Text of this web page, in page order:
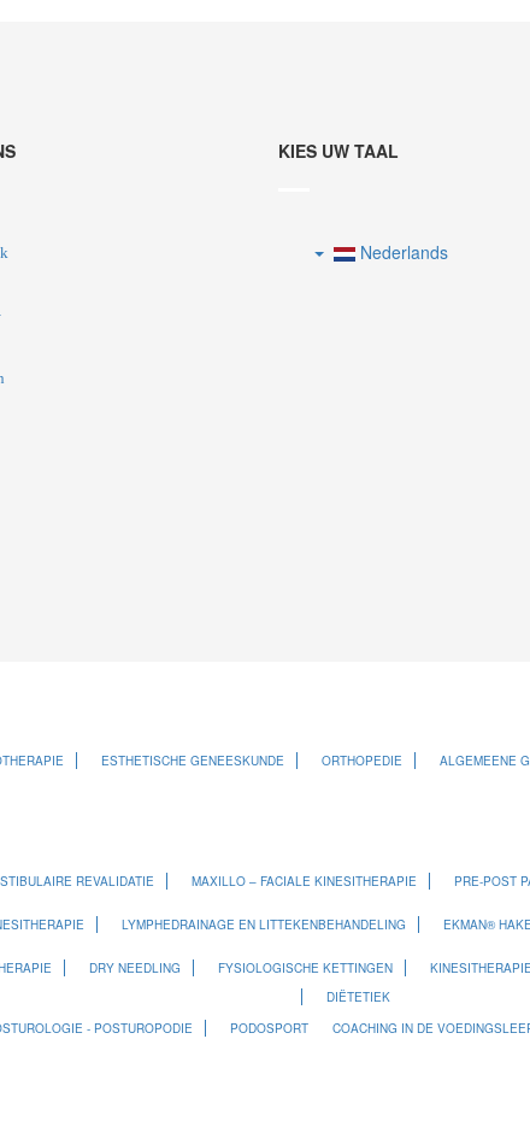
KIES UW TAAL
Nederlands
ESTHETISCHE GENEESKUNDE ORTHOPEDIE
ALGEMEENE
REVALIDATIE MAXILLO – FACIALE KINESITHERAPIE PRE-POST
LYMPHEDRAINAGE EN LITTEKENBEHANDELING EKMAN®
DRY NEEDLING FYSIOLOGISCHE KETTINGEN
- POSTUROPODIE PODOSPORT
DIËTETIEK
COACHING IN DE